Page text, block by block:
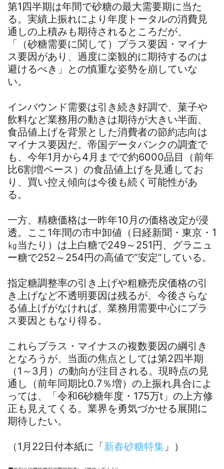
第1四半期は年間で砂糖の最大需要期に当た
る。実績上振れにより年度トータルの消費見
通しの上積みも期待されるところだが、
「（砂糖需要に関して）プラス要因・マイナ
ス要因があり、過度に楽観的に期待するのは
避けるべき」との慎重な姿勢を崩していな
い。
インバウンド需要は引き続き好調で、菓子や
飲料など業務用の動きは期待が大きい半面、
食品値上げを背景とした消費者の節約志向は
マイナス要因だ。帝国データバンクの調査で
も、今年1月から4月までで約6000品目（前年
比6割増ペース）の食品値上げを見通してお
り、買い控え傾向は今後も続く可能性があ
る。
一方、精糖価格は一昨年10月の価格改定が浸
透。ここ1年間の市中卸値（日経新聞・東京・1
㎏当たり）は上白糖で249～251円、グラニュ
ー糖で252～254円の高値で“安定”している。
指定糖調整率の引き上げや粗糖売戻価格の引
き上げなど不透明要因は残るが、今後さらな
る値上げがなければ、業務用需要中心にプラ
ス要因ともなり得る。
これらプラス・マイナスの複数要因の綱引き
となろうが、当面の焦点としては第2四半期
（1～3月）の動向が注目される。現時点の見
通し（前年同期比0.7％増）の上振れ具合によ
っては、「令和6砂糖年度・175万t」の上方修
正も見えてくる。業界を勇気づかせる展開に
期待したい。
（1月22日付本紙に「新春砂糖特集 」）